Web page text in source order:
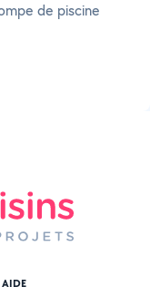
de piscine
AIDE